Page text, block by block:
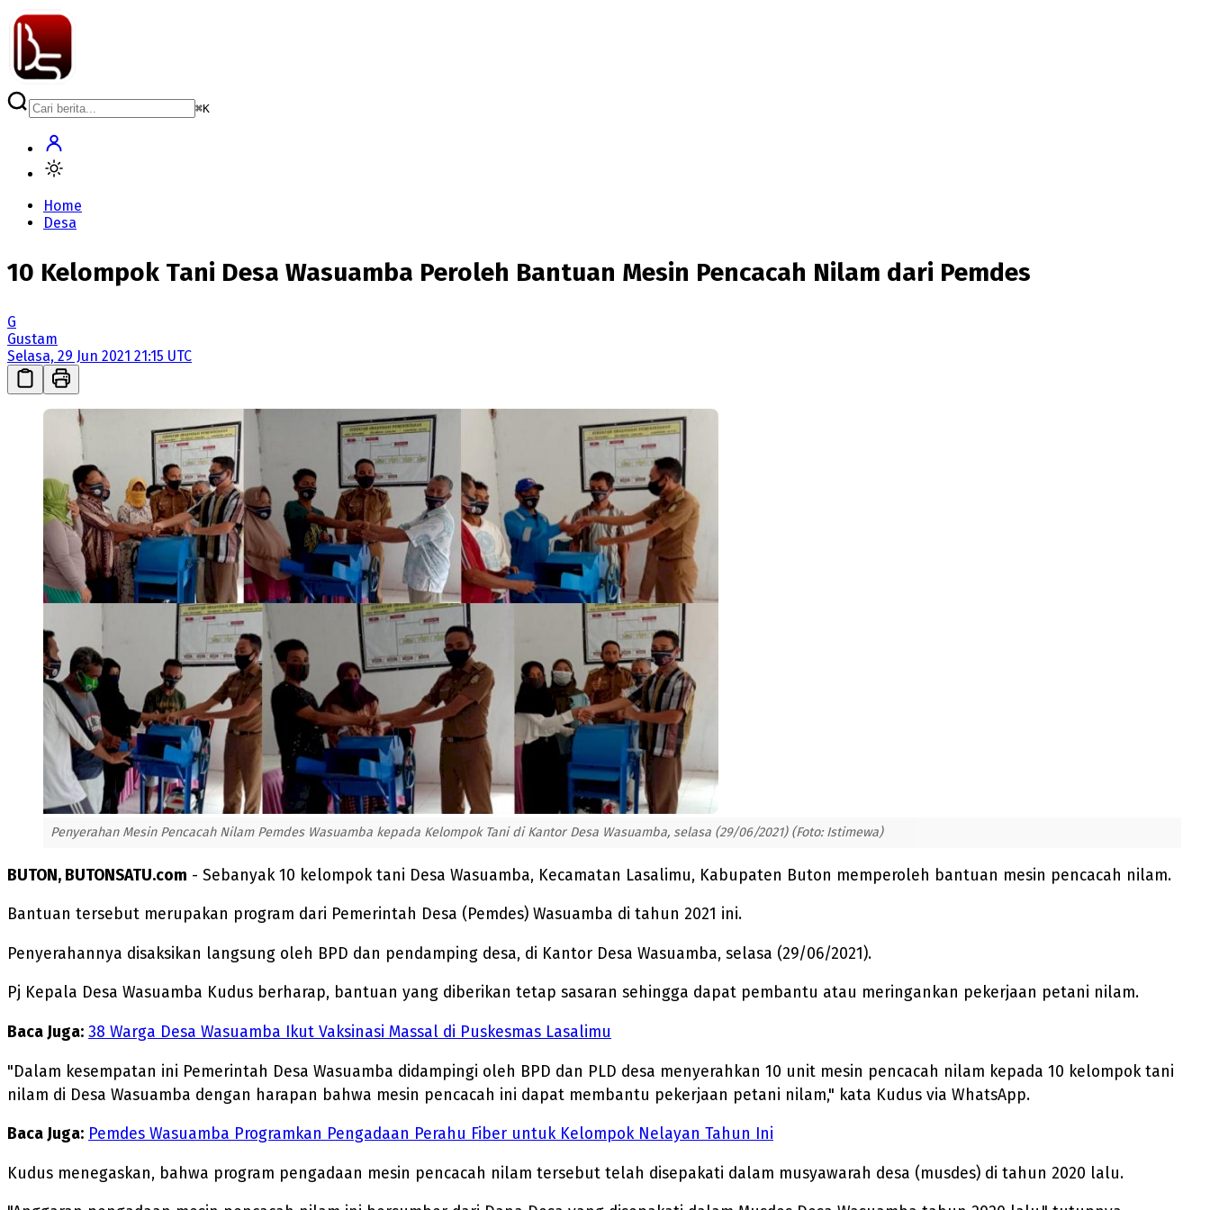
⌘K
Home
Desa
10 Kelompok Tani Desa Wasuamba Peroleh Bantuan Mesin Pencacah Nilam dari Pemdes
G
Gustam
Selasa, 29 Jun 2021 21:15 UTC
Penyerahan Mesin Pencacah Nilam Pemdes Wasuamba kepada Kelompok Tani di Kantor Desa Wasuamba, selasa (29/06/2021) (Foto: Istimewa)
BUTON, BUTONSATU.com - Sebanyak 10 kelompok tani Desa Wasuamba, Kecamatan Lasalimu, Kabupaten Buton memperoleh bantuan mesin pencacah nilam.
Bantuan tersebut merupakan program dari Pemerintah Desa (Pemdes) Wasuamba di tahun 2021 ini.
Penyerahannya disaksikan langsung oleh BPD dan pendamping desa, di Kantor Desa Wasuamba, selasa (29/06/2021).
Pj Kepala Desa Wasuamba Kudus berharap, bantuan yang diberikan tetap sasaran sehingga dapat pembantu atau meringankan pekerjaan petani nilam.
Baca Juga: 38 Warga Desa Wasuamba Ikut Vaksinasi Massal di Puskesmas Lasalimu
"Dalam kesempatan ini Pemerintah Desa Wasuamba didampingi oleh BPD dan PLD desa menyerahkan 10 unit mesin pencacah nilam kepada 10 kelompok tani
nilam di Desa Wasuamba dengan harapan bahwa mesin pencacah ini dapat membantu pekerjaan petani nilam," kata Kudus via WhatsApp.
Baca Juga: Pemdes Wasuamba Programkan Pengadaan Perahu Fiber untuk Kelompok Nelayan Tahun Ini
Kudus menegaskan, bahwa program pengadaan mesin pencacah nilam tersebut telah disepakati dalam musyawarah desa (musdes) di tahun 2020 lalu.